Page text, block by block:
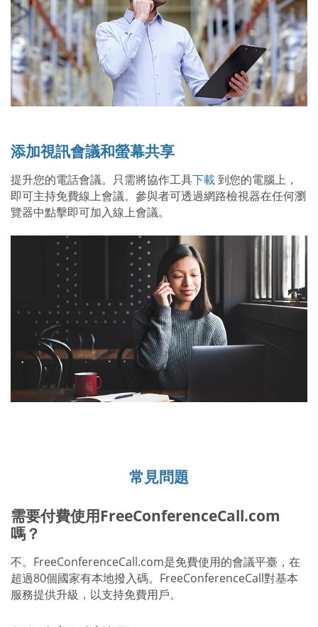
添加視訊會議和螢幕共享
提升您的電話會議。只需將協作工具下載到您的電腦上，
即可主持免費線上會議。參與者可透過網路檢視器在任何瀏
覽器中點擊即可加入線上會議。
常見問題
需要付費使用FreeConferenceCall.com
嗎？
不。FreeConferenceCall.com是免費使用的會議平臺，在
超過80個國家有本地撥入碼。FreeConferenceCall對基本
服務提供升級，以支持免費用戶。